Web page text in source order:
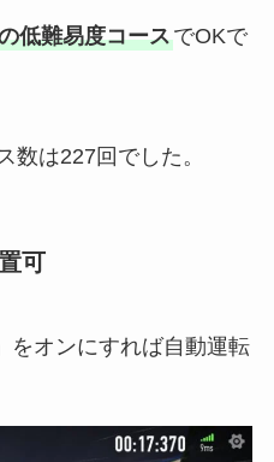
低難易度コースでOKで
数は227回でした。
可
をオンにすれば自動運転